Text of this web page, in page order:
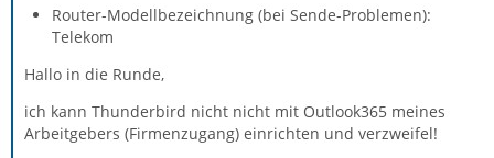
Router-Modellbezeichnung (bei Sende-Problemen):
Telekom
Hallo in die Runde,
ich kann Thunderbird nicht nicht mit Outlook365 meines
Arbeitgebers (Firmenzugang) einrichten und verzweifel!